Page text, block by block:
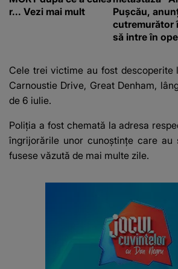
r... Vezi mai mult
Pușcău,
cutremurător
să intre în
fanilor
Cele trei victime au fost descoperite
Carnoustie Drive, Great Denham,
de 6 iulie.
Poliția a fost chemată la adresa
îngrijorările unor cunoștințe care au
fusese văzută de mai multe zile.